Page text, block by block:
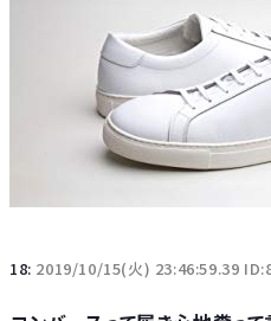
18: 2019/10/15(火) 23:46:59.39